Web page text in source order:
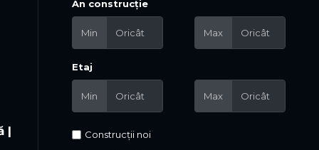
|
An construcție
Min Max
Etaj
Min Max
Construcții noi